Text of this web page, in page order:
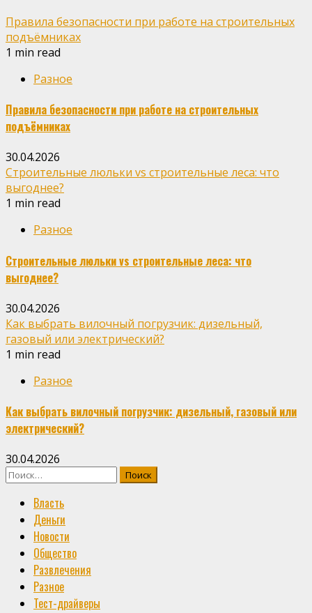
Правила безопасности при работе на строительных
подъёмниках
1 min read
Разное
Правила безопасности при работе на строительных
подъёмниках
30.04.2026
Строительные люльки vs строительные леса: что
выгоднее?
1 min read
Разное
Строительные люльки vs строительные леса: что
выгоднее?
30.04.2026
Как выбрать вилочный погрузчик: дизельный,
газовый или электрический?
1 min read
Разное
Как выбрать вилочный погрузчик: дизельный, газовый или
электрический?
30.04.2026
Найти:
Власть
Деньги
Новости
Общество
Развлечения
Разное
Тест-драйверы